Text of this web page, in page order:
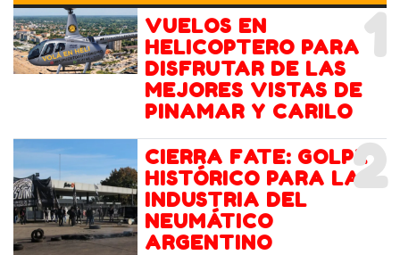
1
VUELOS EN
HELICOPTERO PARA
DISFRUTAR DE LAS
MEJORES VISTAS DE
PINAMAR Y CARILO
2
CIERRA FATE: GOLPE
HISTÓRICO PARA LA
INDUSTRIA DEL
NEUMÁTICO
ARGENTINO